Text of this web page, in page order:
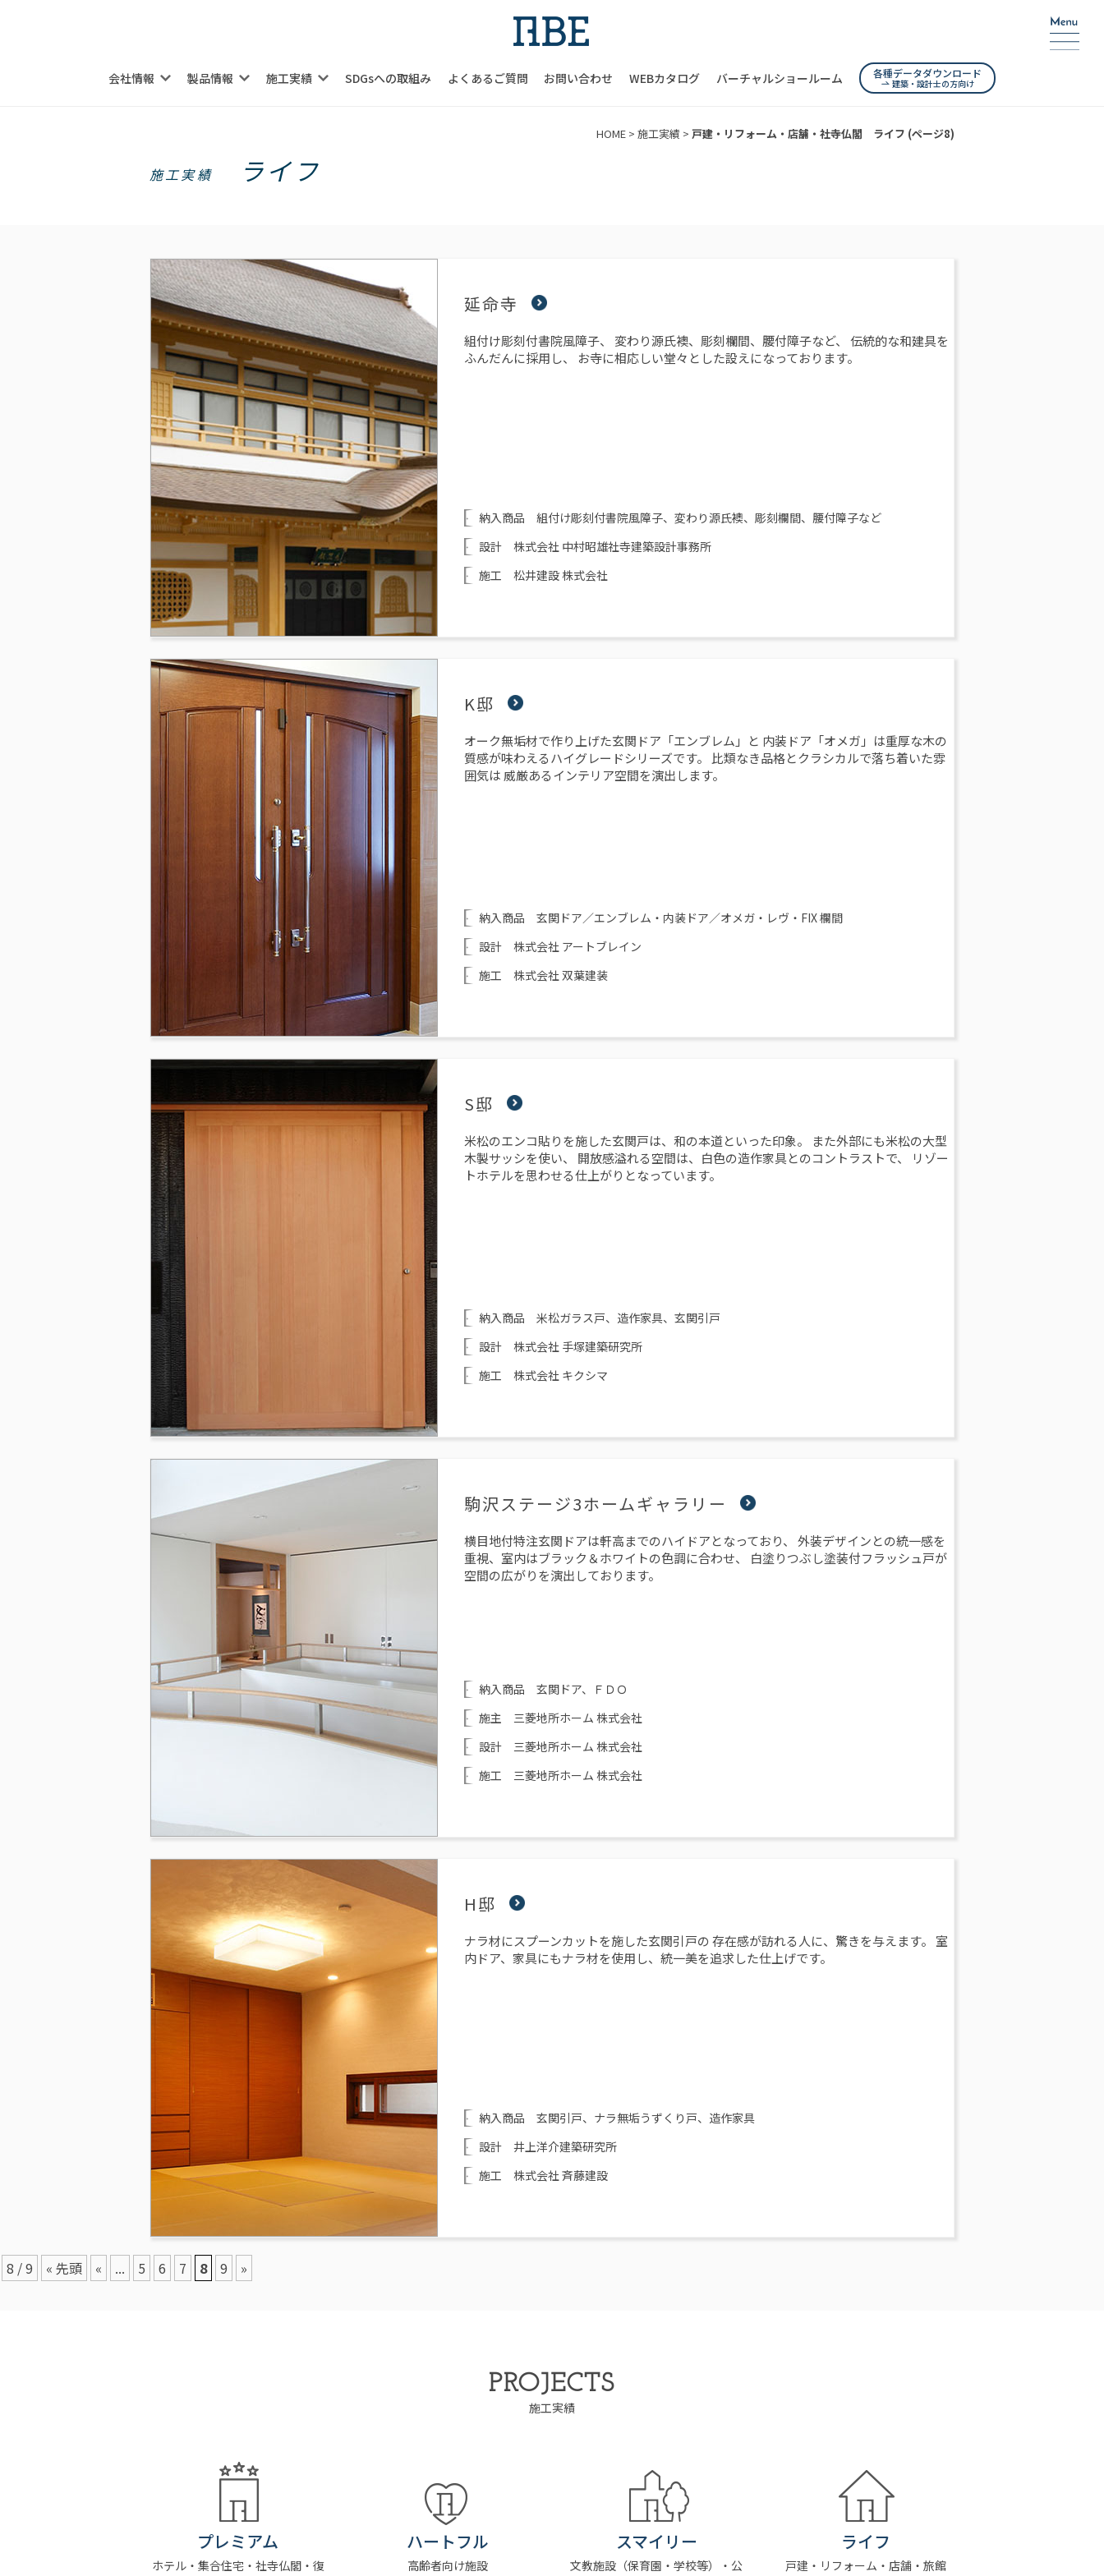
会社情報 製品情報 施工実績 SDGsへの取組み よくあるご質問 お問い合わせ WEBカタログ バーチャルショールーム 各種データダウンロード
建築・設計士の方向け
HOME > 施工実績 > 戸建・リフォーム・店舗・社寺仏閣 ライフ (ページ8)
施工実績 ライフ
延命寺
組付け彫刻付書院風障子、 変わり源氏襖、彫刻欄間、腰付障子など、 伝統的な和建具を
ふんだんに採用し、 お寺に相応しい堂々とした設えになっております。
納入商品 組付け彫刻付書院風障子、変わり源氏襖、彫刻欄間、腰付障子など
設計 株式会社 中村昭雄社寺建築設計事務所
施工 松井建設 株式会社
K邸
オーク無垢材で作り上げた玄関ドア「エンブレム」と 内装ドア「オメガ」は重厚な木の
質感が味わえるハイグレードシリーズです。 比類なき品格とクラシカルで落ち着いた雰
囲気は 威厳あるインテリア空間を演出します。
納入商品 玄関ドア／エンブレム・内装ドア／オメガ・レヴ・FIX 欄間
設計 株式会社 アートブレイン
施工 株式会社 双葉建装
S邸
米松のエンコ貼りを施した玄関戸は、和の本道といった印象。 また外部にも米松の大型
木製サッシを使い、 開放感溢れる空間は、白色の造作家具とのコントラストで、 リゾー
トホテルを思わせる仕上がりとなっています。
納入商品 米松ガラス戸、造作家具、玄関引戸
設計 株式会社 手塚建築研究所
施工 株式会社 キクシマ
駒沢ステージ3ホームギャラリー
横目地付特注玄関ドアは軒高までのハイドアとなっており、 外装デザインとの統一感を
重視、室内はブラック＆ホワイトの色調に合わせ、 白塗りつぶし塗装付フラッシュ戸が
空間の広がりを演出しております。
納入商品 玄関ドア、ＦＤＯ
施主 三菱地所ホーム 株式会社
設計 三菱地所ホーム 株式会社
施工 三菱地所ホーム 株式会社
H邸
ナラ材にスプーンカットを施した玄関引戸の 存在感が訪れる人に、驚きを与えます。 室
内ドア、家具にもナラ材を使用し、統一美を追求した仕上げです。
納入商品 玄関引戸、ナラ無垢うずくり戸、造作家具
設計 井上洋介建築研究所
施工 株式会社 斉藤建設
8 / 9 « 先頭 « ... 5 6 7 8 9 »
PROJECTS
施工実績
プレミアム
ホテル・集合住宅・社寺仏閣・復
ハートフル
高齢者向け施設
スマイリー
文教施設（保育園・学校等）・公
ライフ
戸建・リフォーム・店舗・旅館